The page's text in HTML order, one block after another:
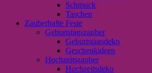
Schmuck
Taschen
Zauberhafte Feste
Geburtstagszauber
Geburtstagsdeko
Geschenkideen
Hochzeitszauber
Hochzeitsdeko